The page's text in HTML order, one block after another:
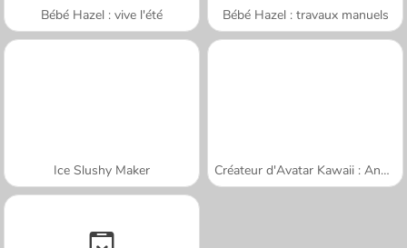
Bébé Hazel : vive l'été Bébé Hazel : travaux manuels
Ice Slushy Maker Créateur d'Avatar Kawaii : Ange ou Démon